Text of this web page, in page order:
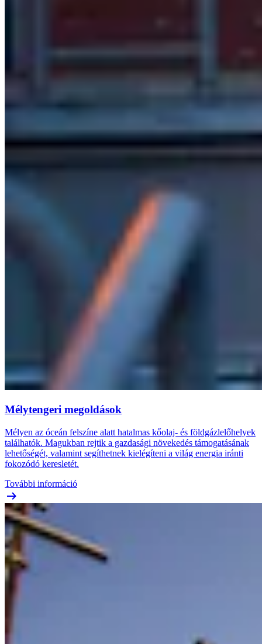
Mélytengeri megoldások
Mélyen az óceán felszíne alatt hatalmas kőolaj- és földgázlelőhelyek
találhatók. Magukban rejtik a gazdasági növekedés támogatásának
lehetőségét, valamint segíthetnek kielégíteni a világ energia iránti
fokozódó keresletét.
További információ